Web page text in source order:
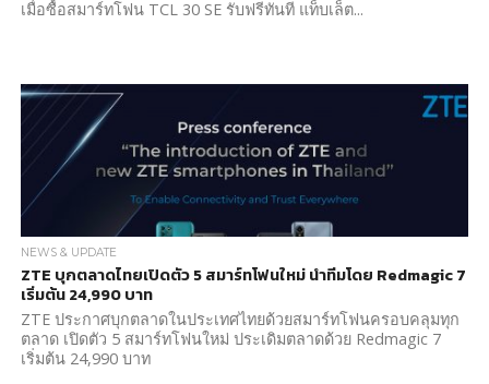
เมื่อซื้อสมาร์ทโฟน TCL 30 SE รับฟรีทันที แท็บเล็ต...
NEWS & UPDATE
ZTE บุกตลาดไทยเปิดตัว 5 สมาร์ทโฟนใหม่ นำทีมโดย Redmagic 7
เริ่มต้น 24,990 บาท
ZTE ประกาศบุกตลาดในประเทศไทยด้วยสมาร์ทโฟนครอบคลุมทุก
ตลาด เปิดตัว 5 สมาร์ทโฟนใหม่ ประเดิมตลาดด้วย Redmagic 7
เริ่มต้น 24,990 บาท